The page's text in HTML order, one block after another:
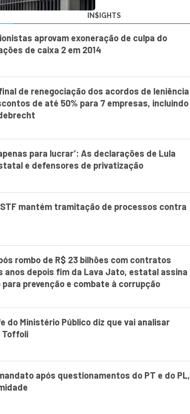
IN$IGHTS
aprovam exoneração de culpa do
de caixa 2 em 2014
de renegociação dos acordos de leniência
de até 50% para 7 empresas, incluindo
para lucrar’: As declarações de Lula
e defensores de privatização
mantém tramitação de processos contra
rombo de R$ 23 bilhões com contratos
depois fim da Lava Jato, estatal assina
prevenção e combate à corrupção
do Ministério Público diz que vai analisar
Toffoli
após questionamentos do PT e do PL,